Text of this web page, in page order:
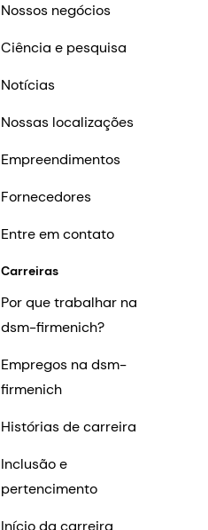
Nossos negócios
Ciência e pesquisa
Notícias
Nossas localizações
Empreendimentos
Fornecedores
Entre em contato
Carreiras
Por que trabalhar na
dsm-firmenich?
Empregos na dsm-
firmenich
Histórias de carreira
Inclusão e
pertencimento
Início da carreira